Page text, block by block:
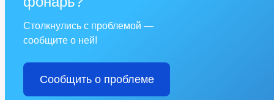
Столкнулись с проблемой —
сообщите о ней!
Сообщить о проблеме